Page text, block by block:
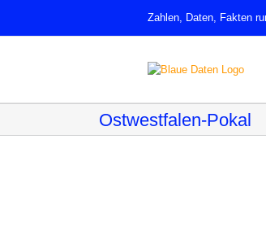
springen
Zahlen, Daten, Fakten
Ostwestfalen-Pokal